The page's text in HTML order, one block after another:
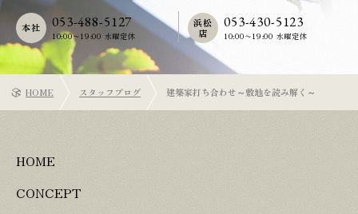
053-488-5127
10:00〜19:00 水曜定休
本社 053-430-5123
10:00〜19:00 水曜定休
浜松
店
HOME スタッフブログ 建築家打ち合わせ～敷地を読み解く～
HOME
CONCEPT